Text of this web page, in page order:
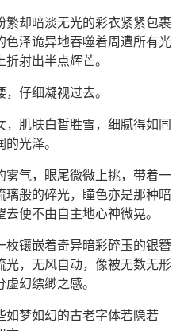
却暗淡无光的彩衣紧紧包裹
泽诡异地吞噬着周遭所有光
射出半点辉芒。
仔细凝视过去。
肌肤白皙胜雪，细腻得如同
光泽。
气，眼尾微微上挑，带着一
般的碎光，瞳色亦是那种暗
便不由自主地心神微晃。
镶嵌着奇异暗彩碎玉的银簪
，无风自动，像被无数无形
幻缥缈之感。
梦如幻的古老字体若隐若